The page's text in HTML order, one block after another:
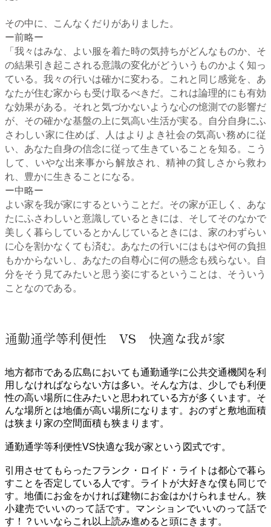
その中に、こんなくだりがありました。
ー前略ー
「我々はみな、よい服を着た時の気持ちがどんなものか、そ
の結果引き起こされる意識の変化がどういうものかよく知っ
ている。我々の行いは確かに変わる。これと同じ感覚を、あ
なたが住む家からも受け取るべきだ。これは論理的にも有効
な効果がある。それと気づかないような心の憶測での影響だ
が、その確かな基盤の上に気高い生活が実る。自分自身にふ
さわしい家に住めば、人はよりよき社会の気高い務めに従
い、あなた自身の信念に従って生きていることを知る。こう
して、いやな出来事から解放され、精神の貧しさから救わ
れ、豊かに生きることになる。
ー中略ー
よい家を我が家にするということだ。その家が正しく、あな
たにふさわしいと意識しているときには、そしてそのなかで
美しく暮らしているとかんじているときには、家のわずらい
に心を割かなくても済む。あなたの行いにはもはや何の負担
もかからないし、あなたの自尊心に何の懸念も残らない。自
分をそう見てみたいと思う姿にするということは、そういう
ことなのである。
通勤通学等利便性 VS 快適な我が家
地方都市である広島においても通勤通学に公共交通機関を利
用しなければならない方は多い。そんな方は、少しでも利便
性の高い場所に住みたいと思われている方が多くいます。そ
んな場所とは地価が高い場所になります。おのずと敷地面積
は狭まり家の空間面積も狭まります。
通勤通学等利便性VS快適な我が家という図式です。
引用させてもらったフランク・ロイド・ライトは都心で暮ら
すことを否定している人です。ライトが大好きな僕も同じで
す。地価にお金をかければ建物にお金はかけられません。狭
小建売でいいのって話です。マンションでいいのって話で
す！？いいならこれ以上読み進めると頭にきます。